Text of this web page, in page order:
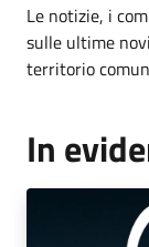
Le notizie, i
sulle ultime
territorio
In